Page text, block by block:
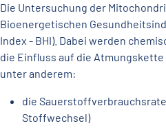
Die Untersuchung der
Bioenergetischen
Index - BHI). Dabei werden
die Einfluss auf die
unter anderem:
die
Stoffwechsel)